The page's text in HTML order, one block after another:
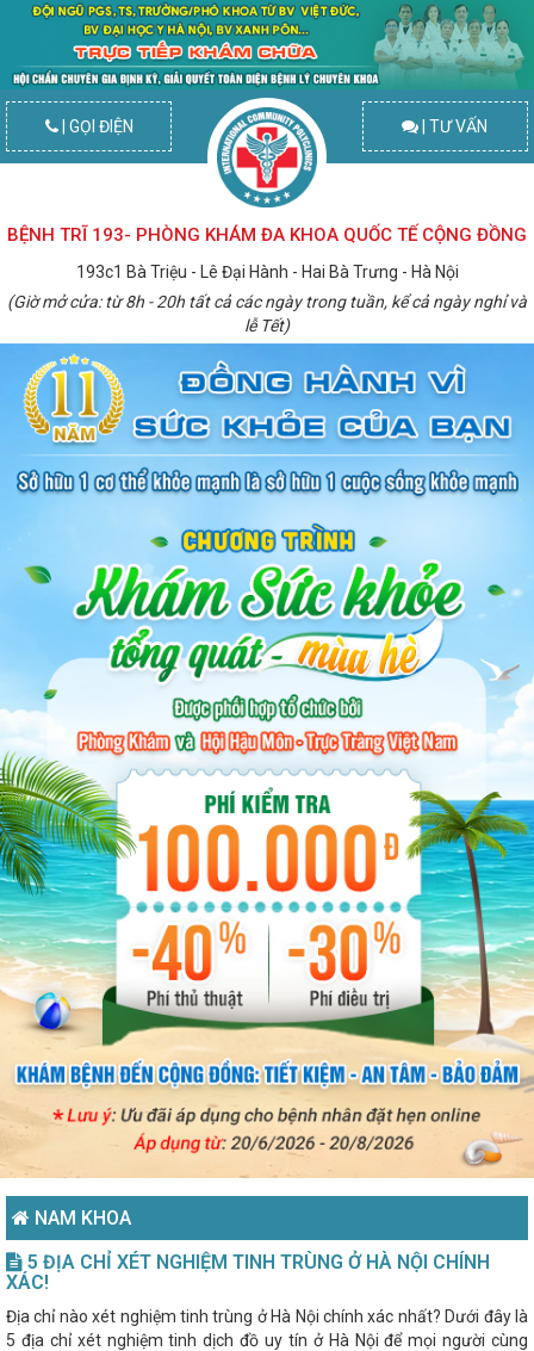
| GỌI ĐIỆN | TƯ VẤN
BỆNH TRĨ 193- PHÒNG KHÁM ĐA KHOA QUỐC TẾ CỘNG ĐỒNG
193c1 Bà Triệu - Lê Đại Hành - Hai Bà Trưng - Hà Nội
(Giờ mở cửa: từ 8h - 20h tất cả các ngày trong tuần, kể cả ngày nghỉ và
lễ Tết)
NAM KHOA
5 ĐỊA CHỈ XÉT NGHIỆM TINH TRÙNG Ở HÀ NỘI CHÍNH
XÁC!
Địa chỉ nào xét nghiệm tinh trùng ở Hà Nội chính xác nhất? Dưới đây là
5 địa chỉ xét nghiệm tinh dịch đồ uy tín ở Hà Nội để mọi người cùng